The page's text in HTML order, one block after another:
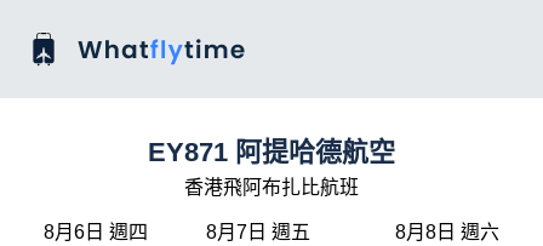
EY871 阿提哈德航空
香港飛阿布扎比航班
8月6日 週四 8月7日 週五 8月8日 週六